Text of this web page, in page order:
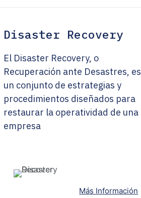
Disaster Recovery
El Disaster Recovery, o
Recuperación ante Desastres, es
un conjunto de estrategias y
procedimientos diseñados para
restaurar la operatividad de una
empresa
Más Información